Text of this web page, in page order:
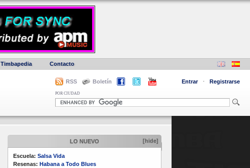
Timbapedia Contacto
RSS Boletín Entrar · Registrarse
POR CIUDAD
LO NUEVO [hide]
Escuela: Salsa Vida
Resenas: Habana a Todo Blues